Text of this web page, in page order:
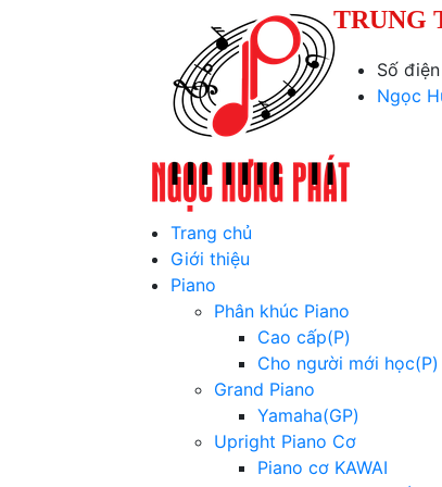
TRUNG
Số
Ngọc
Trang chủ
Giới thiệu
Piano
Phân khúc Piano
Cao cấp(P)
Cho người mới học(P)
Grand Piano
Yamaha(GP)
Upright Piano Cơ
Piano cơ KAWAI